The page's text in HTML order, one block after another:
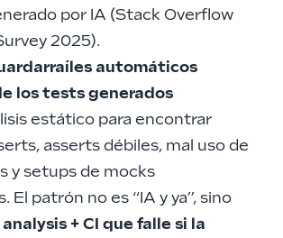
por IA (Stack Overflow
2025).
automáticos
los tests generados
estático para encontrar
asserts débiles, mal uso de
y setups de mocks
El patrón no es “IA y ya”, sino
+ CI que falle si la